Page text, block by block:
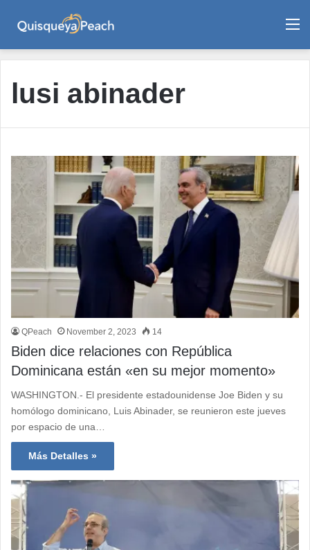
lusi abinader
QPeach November 2, 2023 14
Biden dice relaciones con República
Dominicana están «en su mejor momento»
WASHINGTON.- El presidente estadounidense Joe Biden y su
homólogo dominicano, Luis Abinader, se reunieron este jueves
por espacio de una…
Más Detalles »